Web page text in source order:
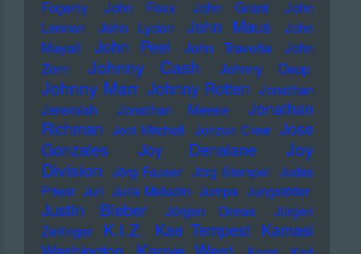
Fogerty
John Foxx John Grant
John
Lennon
John Lydon John Maus
John
Mayall
John Peel John Travolta
John
Zorn
Johnny Cash Johnny Depp
Johnny Marr Johnny Rotten Jonathan
Jeremiah
Jonathan Meese
Jonathan
Richman Joni Mitchell Jonzun Crew Jose
Gonzales
Joy Denalane
Joy
Division Jörg Fauser Jörg Stempel Judas
Priest Juli Julia Meladin Jumpa Jungstötter
Justin Bieber Jürgen Drews
Jürgen
Zeltinger
K.I.Z. Kae Tempest Kamasi